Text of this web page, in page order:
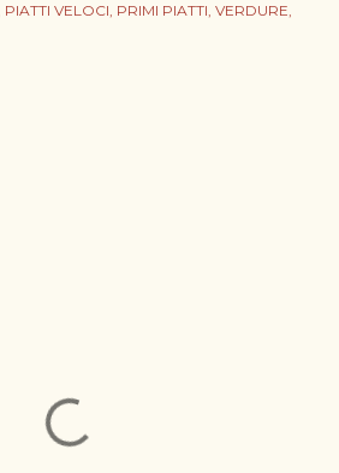
PIATTI VELOCI PRIMI PIATTI VERDURE